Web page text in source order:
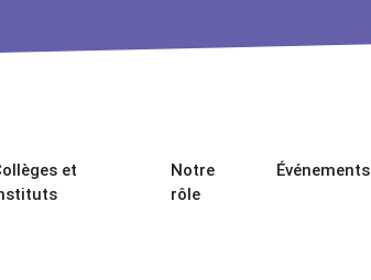
et
Notre
rôle
Événements